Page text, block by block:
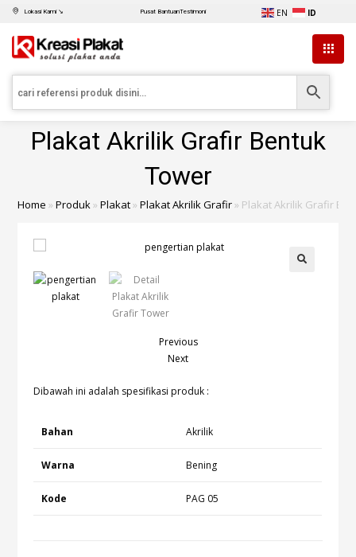
Lokasi Kami ↘ Pusat BantuanTestimoni EN ID
Plakat Akrilik Grafir Bentuk
Tower
Home »Produk»Plakat»Plakat Akrilik Grafir» Plakat Akrilik Grafir
Previous
Next
Dibawah ini adalah spesifikasi produk :
Bahan Akrilik
Warna Bening
Kode PAG 05